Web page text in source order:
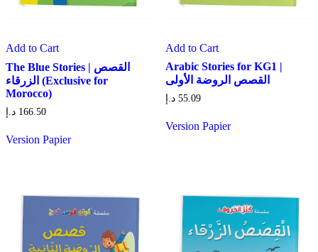
Add to Cart
The Blue Stories | القصص
الزرقاء (Exclusive for
Morocco)
166.50 د.إ
Version Papier
Add to Cart
Arabic Stories for KG1 |
القصص الروضة الأولى
55.09 د.إ
Version Papier